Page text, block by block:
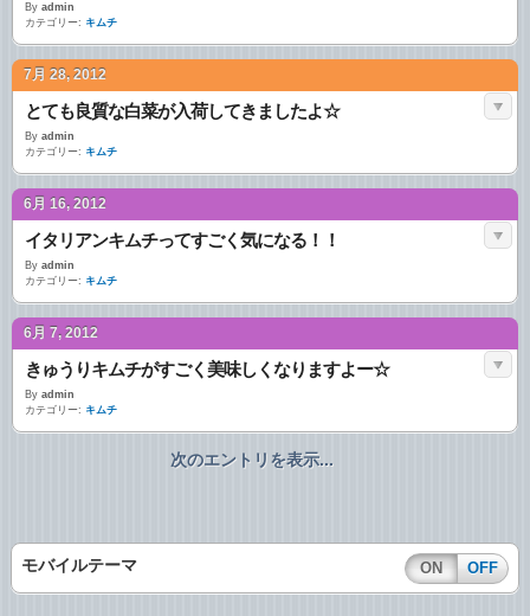
By admin
カテゴリー: キムチ
7月 28, 2012
とても良質な白菜が入荷してきましたよ☆
By admin
カテゴリー: キムチ
6月 16, 2012
イタリアンキムチってすごく気になる！！
By admin
カテゴリー: キムチ
6月 7, 2012
きゅうりキムチがすごく美味しくなりますよー☆
By admin
カテゴリー: キムチ
次のエントリを表示...
モバイルテーマ ON OFF